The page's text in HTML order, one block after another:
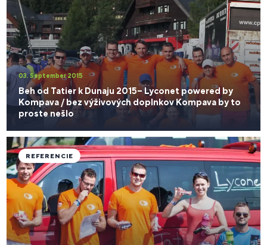
03. September 2015
Beh od Tatier k Dunaju 2015– Lyconet powered by
Kompava / bez výživových doplnkov Kompava by to
proste nešlo
REFERENCIE